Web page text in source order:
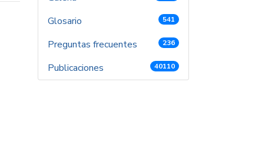
Glosario 541
Preguntas frecuentes 236
Publicaciones 40110